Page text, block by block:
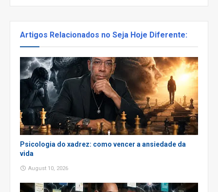
Artigos Relacionados no Seja Hoje Diferente:
Psicologia do xadrez: como vencer a ansiedade da
vida
August 10, 2026